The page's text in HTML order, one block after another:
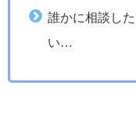
誰かに相談し
い…